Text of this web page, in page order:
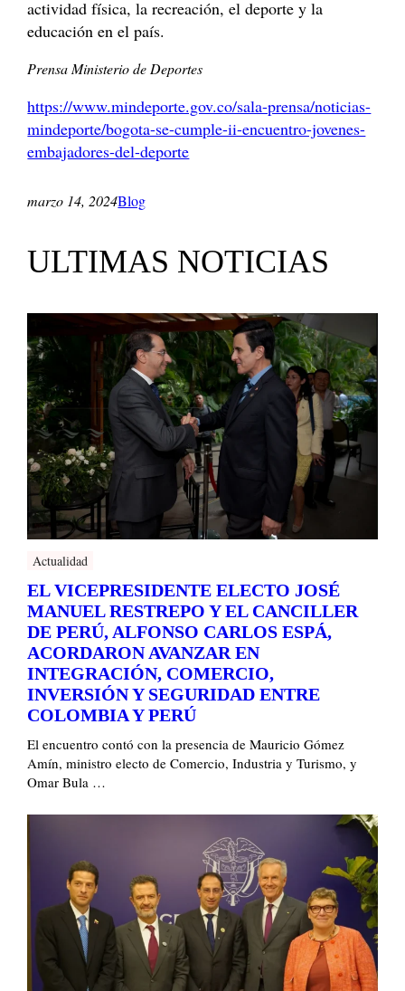
actividad física, la recreación, el deporte y la
educación en el país.
Prensa Ministerio de Deportes
https://www.mindeporte.gov.co/sala-prensa/noticias-
mindeporte/bogota-se-cumple-ii-encuentro-jovenes-
embajadores-del-deporte
marzo 14, 2024Blog
ULTIMAS NOTICIAS
Actualidad
EL VICEPRESIDENTE ELECTO JOSÉ
MANUEL RESTREPO Y EL CANCILLER
DE PERÚ, ALFONSO CARLOS ESPÁ,
ACORDARON AVANZAR EN
INTEGRACIÓN, COMERCIO,
INVERSIÓN Y SEGURIDAD ENTRE
COLOMBIA Y PERÚ
El encuentro contó con la presencia de Mauricio Gómez
Amín, ministro electo de Comercio, Industria y Turismo, y
Omar Bula …